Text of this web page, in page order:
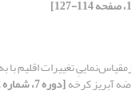
تغییرات اقلیم
آبریز کرخه